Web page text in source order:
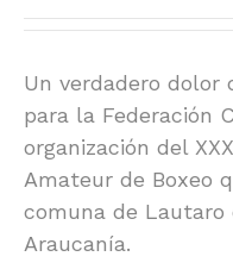
Un verdadero dolor
para la Federación
organización del
Amateur de Boxeo
comuna de Lautaro
Araucanía.